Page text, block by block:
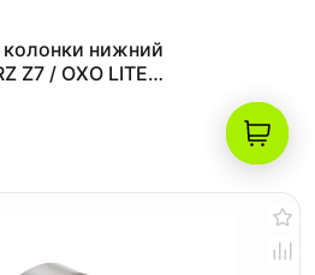
нижний
Z7 / OXO LITE